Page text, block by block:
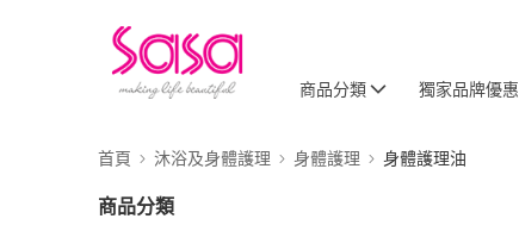
商品分類 獨家品牌優惠
首頁 沐浴及身體護理 身體護理 身體護理油
商品分類